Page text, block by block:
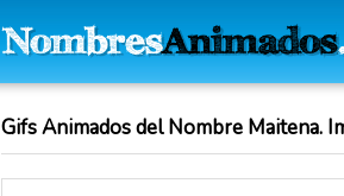
Gifs Animados del Nombre Maitena.